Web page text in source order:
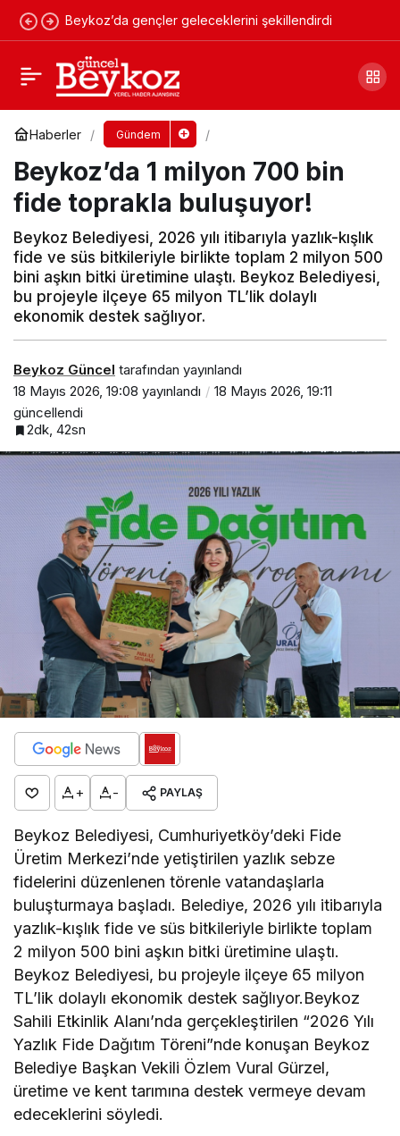
Beykoz’da gençler geleceklerini şekillendirdi
Haberler Gündem
Beykoz’da 1 milyon 700 bin
fide toprakla buluşuyor!
Beykoz Belediyesi, 2026 yılı itibarıyla yazlık-kışlık
fide ve süs bitkileriyle birlikte toplam 2 milyon 500
bini aşkın bitki üretimine ulaştı. Beykoz Belediyesi,
bu projeyle ilçeye 65 milyon TL’lik dolaylı
ekonomik destek sağlıyor.
Beykoz Güncel tarafından yayınlandı
18 Mayıs 2026, 19:08 yayınlandı
18 Mayıs 2026, 19:11
güncellendi
2dk, 42sn
+ - PAYLAŞ
Beykoz Belediyesi, Cumhuriyetköy’deki Fide
Üretim Merkezi’nde yetiştirilen yazlık sebze
fidelerini düzenlenen törenle vatandaşlarla
buluşturmaya başladı. Belediye, 2026 yılı itibarıyla
yazlık-kışlık fide ve süs bitkileriyle birlikte toplam
2 milyon 500 bini aşkın bitki üretimine ulaştı.
Beykoz Belediyesi, bu projeyle ilçeye 65 milyon
TL’lik dolaylı ekonomik destek sağlıyor.Beykoz
Sahili Etkinlik Alanı’nda gerçekleştirilen “2026 Yılı
Yazlık Fide Dağıtım Töreni”nde konuşan Beykoz
Belediye Başkan Vekili Özlem Vural Gürzel,
üretime ve kent tarımına destek vermeye devam
edeceklerini söyledi.
Beykoz’da 782 kişiye istihdam fırsatı!
Yorum Yap Paylaş